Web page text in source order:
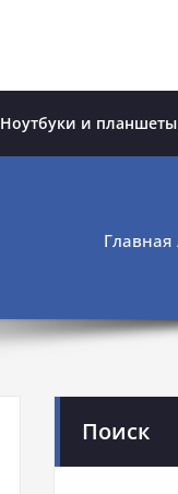
Ноутбуки и планшеты
Главная
Поиск